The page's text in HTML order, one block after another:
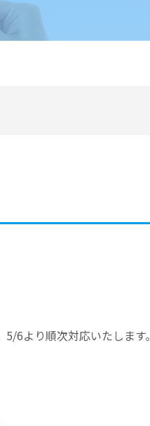
6より順次対応いたします。